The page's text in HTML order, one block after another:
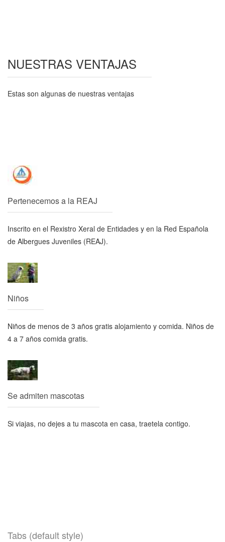
NUESTRAS VENTAJAS
Estas son algunas de nuestras ventajas
Pertenecemos a la REAJ
Inscrito en el Rexistro Xeral de Entidades y en la Red Española
de Albergues Juveniles (REAJ).
Niños
Niños de menos de 3 años gratis alojamiento y comida. Niños de
4 a 7 años comida gratis.
Se admiten mascotas
Si viajas, no dejes a tu mascota en casa, traetela contigo.
Tabs (default style)